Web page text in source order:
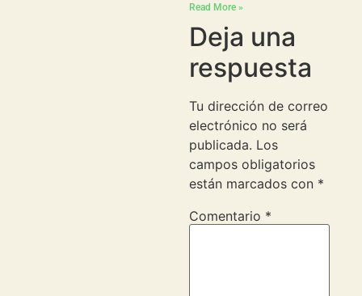
Read More »
Deja una
respuesta
Tu dirección de correo
electrónico no será
publicada. Los
campos obligatorios
están marcados con *
Comentario *